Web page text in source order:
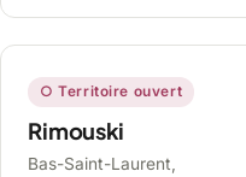
○ Territoire ouvert
Rimouski
Bas-Saint-Laurent,